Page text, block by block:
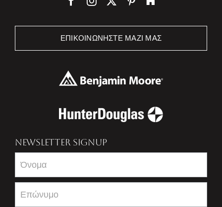
ΕΠΙΚΟΙΝΩΝΉΣΤΕ ΜΑΖΊ ΜΑΣ
NEWSLETTER SIGNUP
Newsletter